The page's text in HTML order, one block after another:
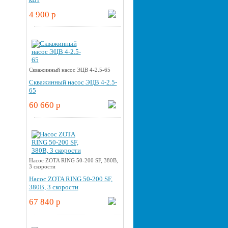
4 900 p
Скважинный насос ЭЦВ 4-2.5-65
Скважинный насос ЭЦВ 4-2.5-
65
60 660 p
Насос ZOTA RING 50-200 SF, 380В,
3 скорости
Насос ZOTA RING 50-200 SF,
380В, 3 скорости
67 840 p